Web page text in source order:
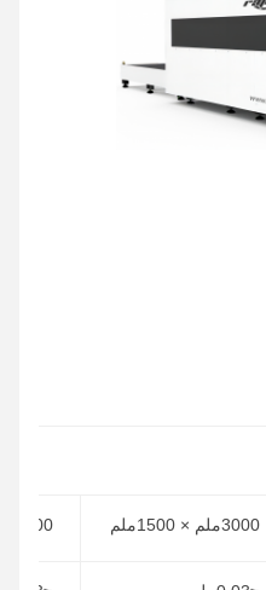
3000ملم × 1500ملم 4000ملم × 2000ملم